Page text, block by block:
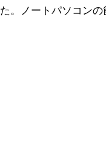
た。ノートパソコンの